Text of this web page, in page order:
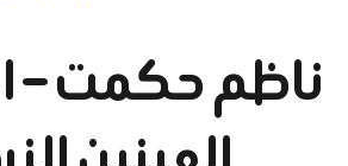
ناظم حكمت –